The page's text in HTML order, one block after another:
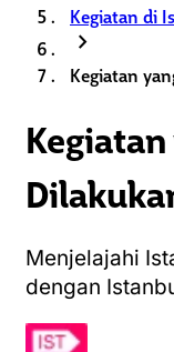
Kegiatan di
chevron_right
Kegiatan
Menjelajahi
dengan